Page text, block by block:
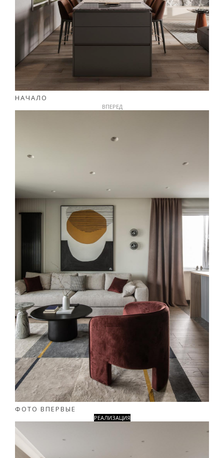
НАЧАЛО
ВПЕРЕД
ФОТО ВПЕРВЫЕ
РЕАЛИЗАЦИЯ